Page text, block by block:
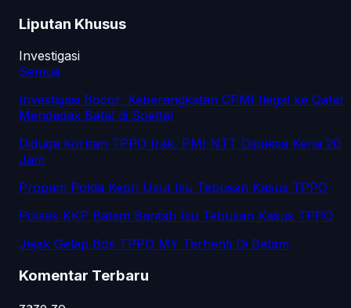
Liputan Khusus
Investigasi
Semua
Investigasi Bocor, Keberangkatan CPMI Ilegal ke Qatar
Mendadak Batal di Soetta!
Diduga Korban TPPO Irak, PMI NTT Dipaksa Kerja 20
Jam
Propam Polda Kepri Usut Isu Tebusan Kasus TPPO
Polsek KKP Batam Bantah Isu Tebusan Kasus TPPO
Jejak Gelap Bos TPPO MY Terhenti Di Batam
Komentar Terbaru